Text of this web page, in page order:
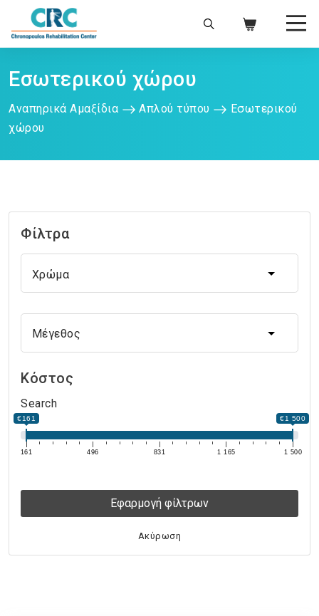
Εσωτερικού χώρου
Αναπηρικά Αμαξίδια Απλού τύπου
Εσωτερικού
χώρου
Φίλτρα
Χρώμα
Χρώμα
Μέγεθος
Μέγεθος
Κόστος
Search
€161 €1 500
161 496 831 1 165 1 500
Εφαρμογή φίλτρων
Ακύρωση